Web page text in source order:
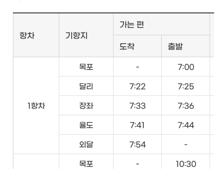
항차 기항지
가는 편
도착
출발
1항차
목포 - 7:00
달리 7:22 7:25
장좌 7:33 7:36
율도 7:41 7:44
외달 7:54 -
목포 - 10:30